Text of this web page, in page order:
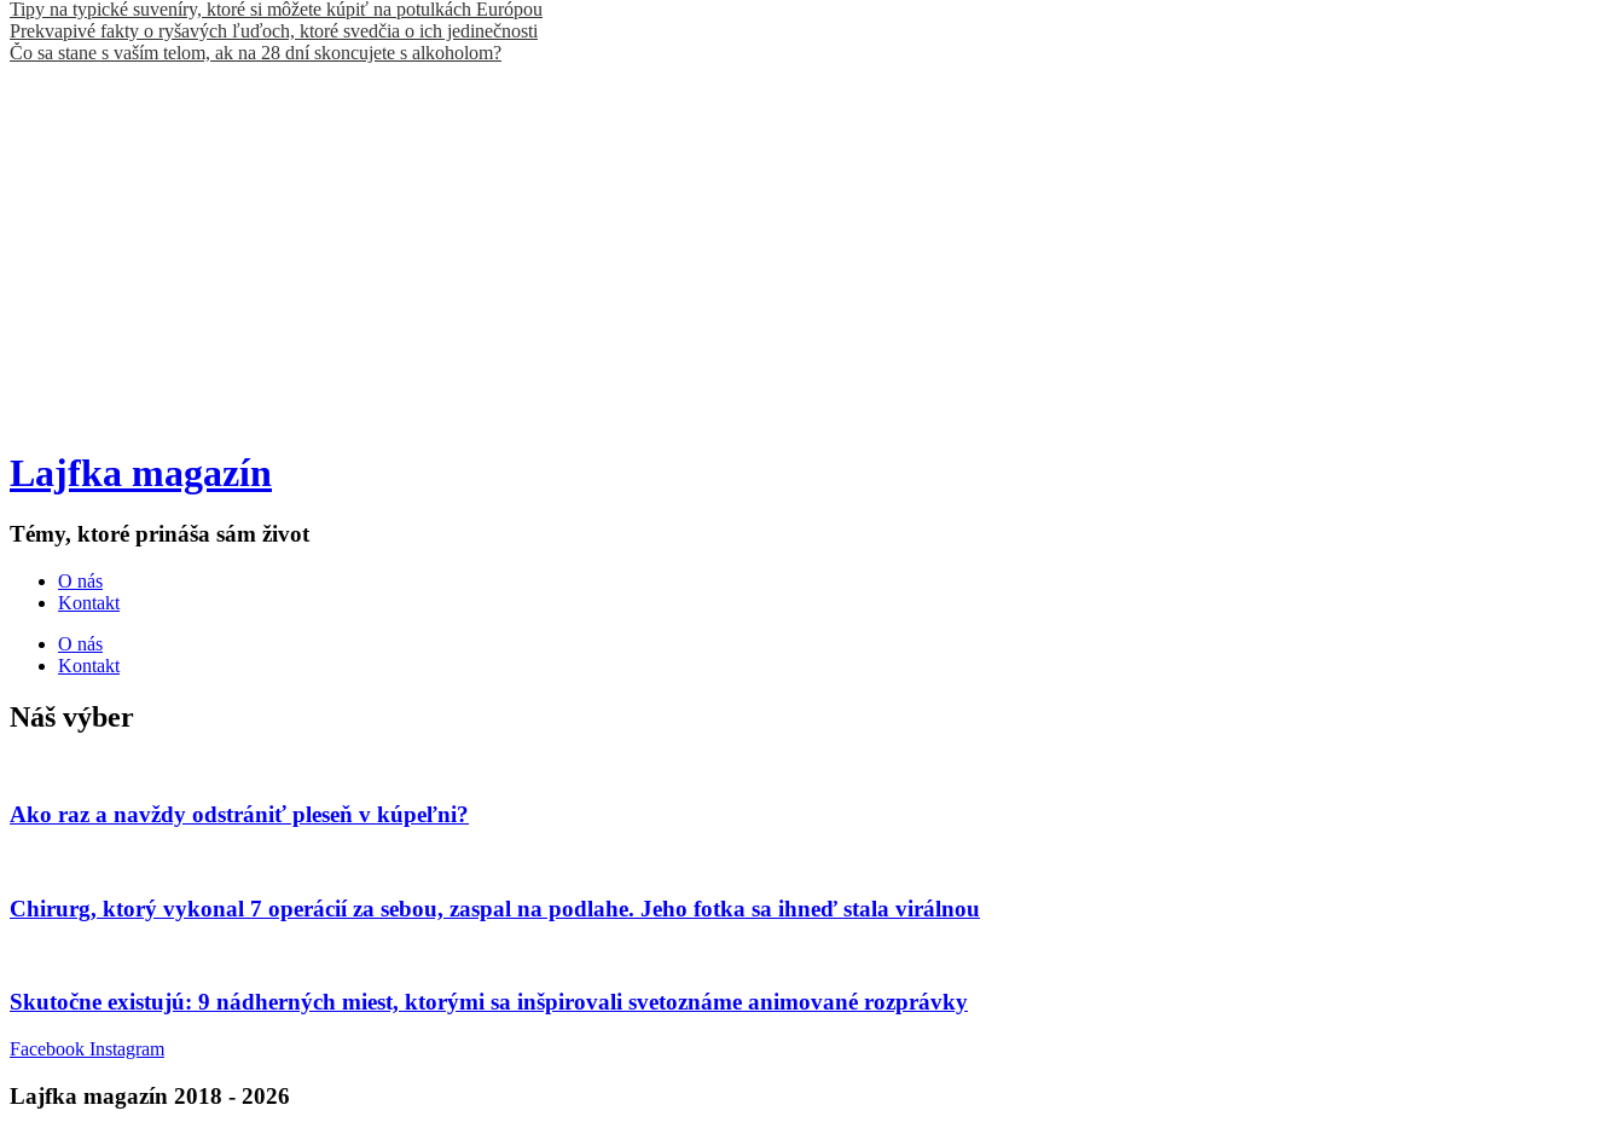
Tipy na typické suveníry, ktoré si môžete kúpiť na potulkách Európou
Prekvapivé fakty o ryšavých ľuďoch, ktoré svedčia o ich jedinečnosti
Čo sa stane s vaším telom, ak na 28 dní skoncujete s alkoholom?
Lajfka magazín
Témy, ktoré prináša sám život
O nás
Kontakt
O nás
Kontakt
Náš výber
Ako raz a navždy odstrániť pleseň v kúpeľni?
Chirurg, ktorý vykonal 7 operácií za sebou, zaspal na podlahe. Jeho fotka sa ihneď stala virálnou
Skutočne existujú: 9 nádherných miest, ktorými sa inšpirovali svetoznáme animované rozprávky
Facebook Instagram
Lajfka magazín 2018 - 2026